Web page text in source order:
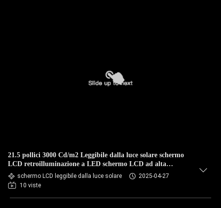
21.5 pollici 3000 Cd/m2 Leggibile dalla luce solare schermo
LCD retroilluminazione a LED schermo LCD ad alta
luminosità schermo super luminoso Outdoor
schermo LCD leggibile dalla luce solare
2025-04-27
10 viste